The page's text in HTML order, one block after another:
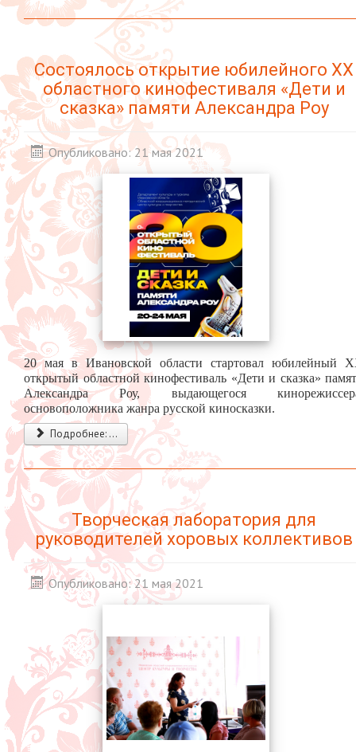
Состоялось открытие юбилейного XX
областного кинофестиваля «Дети и
сказка» памяти Александра Роу
Опубликовано: 21 мая 2021
20 мая в Ивановской области стартовал юбилейный
открытый областной кинофестиваль «Дети и сказка»
Александра Роу, выдающегося
основоположника жанра русской киносказки.
Подробнее: ...
Творческая лаборатория для
руководителей хоровых коллективов
Опубликовано: 21 мая 2021